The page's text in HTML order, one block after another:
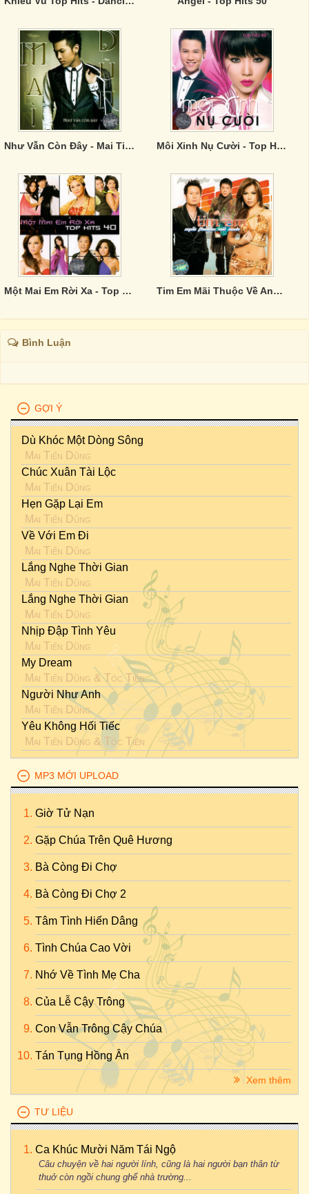
Như Vẫn Còn Đây - Mai Tiến Dũng Môi Xinh Nụ Cười - Top Hits 48
Một Mai Em Rời Xa - Top Hits 40 Tim Em Mãi Thuộc Về Anh- Top Hits 41
Bình Luận
GỢI Ý
Dù Khóc Một Dòng Sông
Mai Tiến Dũng
Chúc Xuân Tài Lộc
Mai Tiến Dũng
Hẹn Gặp Lại Em
Mai Tiến Dũng
Về Với Em Đi
Mai Tiến Dũng
Lắng Nghe Thời Gian
Mai Tiến Dũng
Lắng Nghe Thời Gian
Mai Tiến Dũng
Nhịp Đập Tình Yêu
Mai Tiến Dũng
My Dream
Mai Tiến Dũng &Tóc Tiên
Người Như Anh
Mai Tiến Dũng
Yêu Không Hối Tiếc
Mai Tiến Dũng & Tóc Tiên
MP3 MỚI UPLOAD
Giờ Tử Nạn
Gặp Chúa Trên Quê Hương
Bà Còng Đi Chợ
Bà Còng Đi Chợ 2
Tâm Tình Hiến Dâng
Tình Chúa Cao Vời
Nhớ Về Tình Mẹ Cha
Của Lễ Cậy Trông
Con Vẫn Trông Cậy Chúa
Tán Tụng Hồng Ân
Xem thêm
TƯ LIỆU
Ca Khúc Mười Năm Tái Ngộ
Câu chuyện về hai người lính, cũng là hai người bạn thân từ
thuở còn ngồi chung ghế nhà trường...